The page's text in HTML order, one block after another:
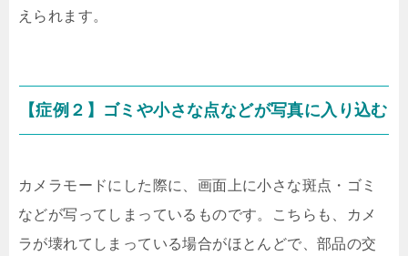
えられます。
【症例２】ゴミや小さな点などが写真に入り込む
カメラモードにした際に、画面上に小さな斑点・ゴミ
などが写ってしまっているものです。こちらも、カメ
ラが壊れてしまっている場合がほとんどで、部品の交